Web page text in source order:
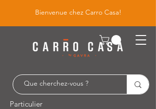
Bienvenue chez Carro Casa!
Particulier